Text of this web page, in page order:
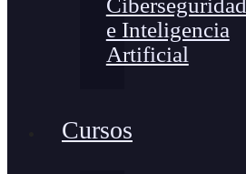
Ciberseguridad
e Inteligencia
Artificial
Cursos